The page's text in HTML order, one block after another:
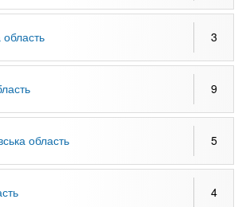
область 3
9
область 5
4